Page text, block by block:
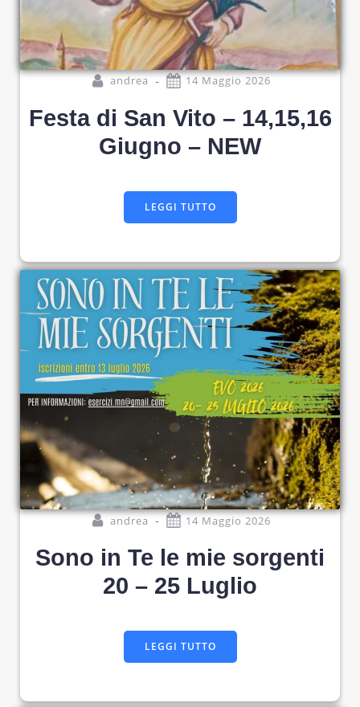
andrea - 14 Maggio 2026
Festa di San Vito – 14,15,16
Giugno – NEW
LEGGI TUTTO
andrea - 14 Maggio 2026
Sono in Te le mie sorgenti
20 – 25 Luglio
LEGGI TUTTO